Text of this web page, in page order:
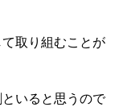
取り組むことが
いると思うので